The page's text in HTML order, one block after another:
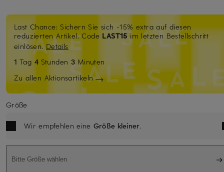
Last Chance: Sichern Sie sich -15% extra auf diesen
reduzierten Artikel. Code LAST15im letzten Bestellschritt
einlösen.Details
1 Tag 4 Stunden 3 Minuten
Zu allen Aktionsartikeln
Größe
Wir empfehlen eine Größe kleiner.
Bitte Größe wählen